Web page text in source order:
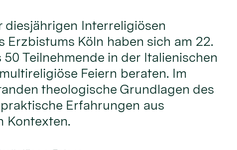
diesjährigen Interreligiösen
Erzbistums Köln haben sich am 22.
Teilnehmende in der Italienischen
Feiern beraten. Im
theologische Grundlagen des
Erfahrungen aus
Kontexten.